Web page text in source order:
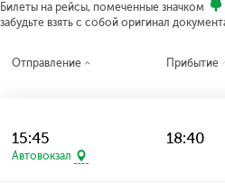
Билеты на рейсы, помеченные значком
забудьте взять с собой оригинал
Отправление Прибытие
15:45
Автовокзал
18:40